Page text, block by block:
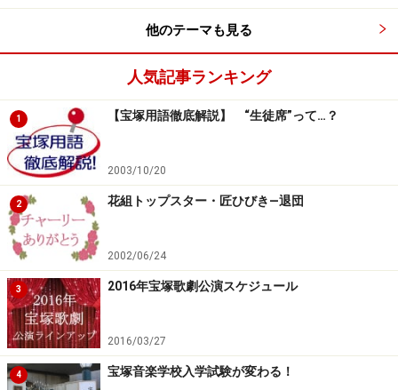
他のテーマも見る
人気記事ランキング
1 【宝塚用語徹底解説】 “生徒席”って…？
2003/10/20
2 花組トップスター・匠ひびき―退団
2002/06/24
3 2016年宝塚歌劇公演スケジュール
2016/03/27
4 宝塚音楽学校入学試験が変わる！